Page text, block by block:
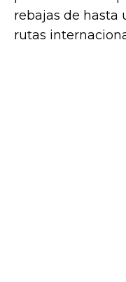
rebajas de hasta
rutas